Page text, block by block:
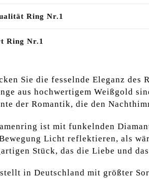
Ring Nr.1
Ring Nr.1
Sie die fesselnde Eleganz des
aus hochwertigem Weißgold
der Romantik, die den
ist mit funkelnden
Licht reflektieren, als
Stück, das die Liebe und
in Deutschland mit größter